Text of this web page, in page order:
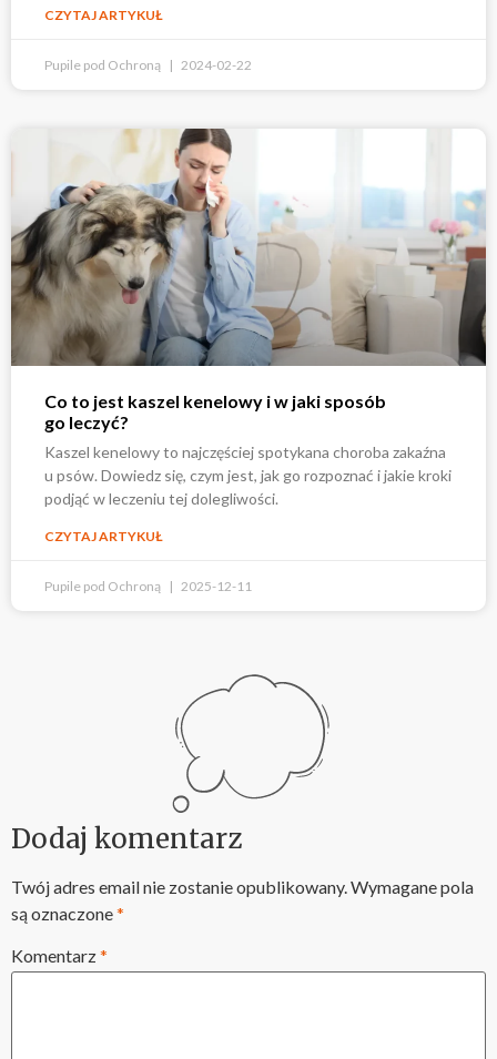
CZYTAJ ARTYKUŁ
Pupile pod Ochroną 2024-02-22
Co to jest kaszel kenelowy i w jaki sposób
go leczyć?
Kaszel kenelowy to najczęściej spotykana choroba zakaźna
u psów. Dowiedz się, czym jest, jak go rozpoznać i jakie kroki
podjąć w leczeniu tej dolegliwości.
CZYTAJ ARTYKUŁ
Pupile pod Ochroną 2025-12-11
Dodaj komentarz
Twój adres email nie zostanie opublikowany.Wymagane pola
są oznaczone*
Komentarz*